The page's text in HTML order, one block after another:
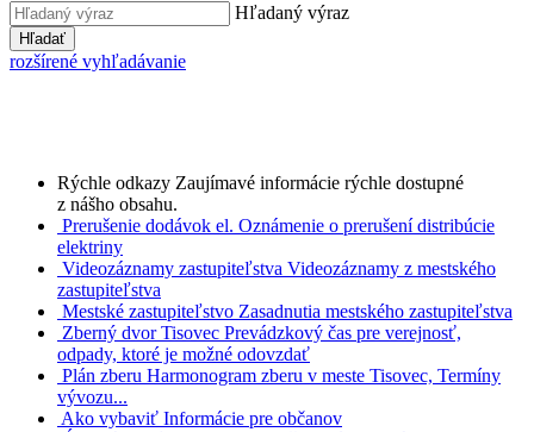
Hľadaný výraz
Hľadať
rozšírené vyhľadávanie
Rýchle odkazy Zaujímavé informácie rýchle dostupné
z nášho obsahu.
Prerušenie dodávok el. Oznámenie o prerušení distribúcie
elektriny
Videozáznamy zastupiteľstva Videozáznamy z mestského
zastupiteľstva
Mestské zastupiteľstvo Zasadnutia mestského zastupiteľstva
Zberný dvor Tisovec Prevádzkový čas pre verejnosť,
odpady, ktoré je možné odovzdať
Plán zberu Harmonogram zberu v meste Tisovec, Termíny
vývozu...
Ako vybaviť Informácie pre občanov